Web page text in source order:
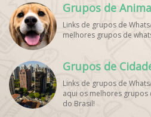
Grupos de
Links de grupos de
melhores grupos de
Grupos de
Links de grupos de
aqui os melhores
do Brasil!